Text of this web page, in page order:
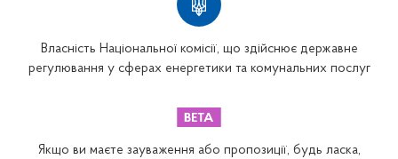
Власність Національної комісії, що здійснює державне
регулювання у сферах енергетики та комунальних послуг
Якщо ви маєте зауваження або пропозиції, будь ласка,